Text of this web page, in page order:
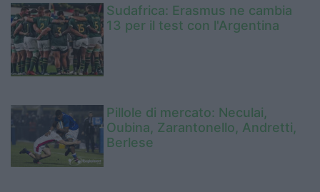
Sudafrica: Erasmus ne cambia
13 per il test con l'Argentina
Pillole di mercato: Neculai,
Oubina, Zarantonello, Andretti,
Berlese